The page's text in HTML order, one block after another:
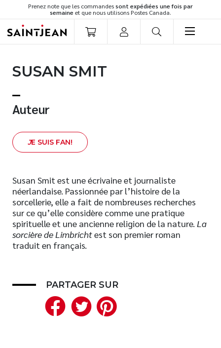
Prenez note que les commandessont expédiées une fois par
semaine et que nous utilisons Postes Canada.
Romans
Développement personnel
Spiritualité
Famille
Témoignages
Vie pratique
Finances
Nouveautés
Numérique
SUSAN SMIT
Auteur
JE SUIS FAN!
Susan Smit est une écrivaine et journaliste
néerlandaise. Passionnée par l’histoire de la
sorcellerie, elle a fait de nombreuses recherches
sur ce qu’elle considère comme une pratique
spirituelle et une ancienne religion de la nature. La
sorcière de Limbrichtest son premier roman
traduit en français.
PARTAGER SUR
Facebook
Twitter